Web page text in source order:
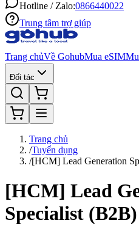
Hotline / Zalo:0866440022
Trung tâm trợ giúp
Trang chủVề GohubMua eSIM
Đối tác
Trang chủ
/Tuyển dụng
/[HCM] Lead Generation
[HCM] Lead
Specialist (B2B)